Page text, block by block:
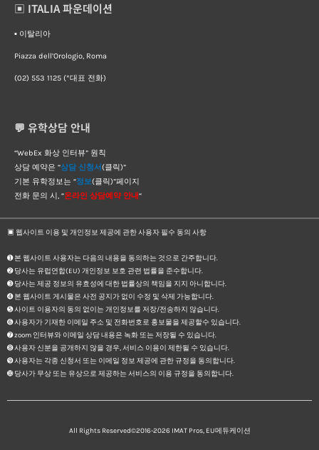
▣ ITALIA 파운데이션
▪︎ 이탈리아
Piazza dell’Orologio, Roma
(02) 553 1125 (*대표 전화)
💬 유학상담 안내
“WebEx 화상 인터뷰” 원칙
상담 예약은 “상담 신청서(클릭)”
기본 유학정보는 “정보(클릭)”페이지
전화 문의 시, “온라인 상담예약 안내“
▣ 웹사이트 이용 및 개인정보 제공에 관한 사용자 필수 동의 사항
➊ 본 웹사이트 사용자는 다음의 내용을 동의하는 것으로 간주합니다.
➋ 당사는 유럽연합(EU) 개인정보 보호 관련 법률을 준수합니다.
➌ 당사는 제공 정보의 유효성에 대한 법률상의 책임을 지지 아니합니다.
➍ 본 웹사이트 게시물은 사전 공지가 없이 수정 및 삭제 가능합니다.
➎ 사이트 이용자의 동의 없이는 개인정보를 저장/전송하지 않습니다.
➏ 사용자가 기재한 이메일 주소 및 전화번호로 홍보물을 제공할수 있습니다.
➐ zoom 인터뷰와 이메일 상담 내용은 녹화 또는 저장될 수 있습니다.
➑ 사용자 신분을 공개하지 않을 경우, 서비스 이용이 제한될 수 있습니다.
➒ 사용자는 각종 신청서 또는 이메일 정보 제공에 관한 규정을 동의합니다.
➓ 당사가 무상 또는 유상으로 제공하는 서비스의 이용 규정을 동의합니다.
All Rights Reserved©2016-2026 IMAT Pros, EU메듀케이션